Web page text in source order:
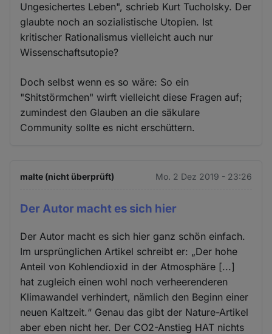
Ungesichertes Leben", schrieb Kurt Tucholsky. Der
glaubte noch an sozialistische Utopien. Ist
kritischer Rationalismus vielleicht auch nur
Wissenschaftsutopie?
Doch selbst wenn es so wäre: So ein
"Shitstörmchen" wirft vielleicht diese Fragen auf;
zumindest den Glauben an die säkulare
Community sollte es nicht erschüttern.
malte (nicht überprüft) Mo. 2 Dez 2019 - 23:26
Der Autor macht es sich hier
Der Autor macht es sich hier ganz schön einfach.
Im ursprünglichen Artikel schreibt er: „Der hohe
Anteil von Kohlendioxid in der Atmosphäre [...]
hat zugleich einen wohl noch verheerenderen
Klimawandel verhindert, nämlich den Beginn einer
neuen Kaltzeit.“ Genau das gibt der Nature-Artikel
aber eben nicht her. Der CO2-Anstieg HAT nichts